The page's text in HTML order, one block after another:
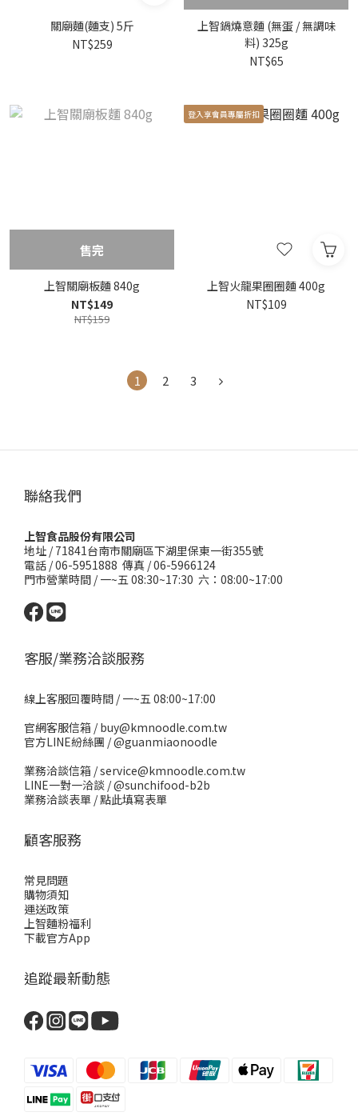
關廟麵(麵支) 5斤
NT$259
上智鍋燒意麵 (無蛋 / 無調味
料) 325g
NT$65
售完
上智關廟板麵 840g
NT$149
NT$159
登入享會員專屬折扣
上智火龍果圈圈麵 400g
NT$109
1 2 3
聯絡我們
上智食品股份有限公司
地址 /71841台南市關廟區下湖里保東一街355號
電話 / 06-5951888 傳真 / 06-5966124
門市營業時間 / 一~五 08:30~17:30 六：08:00~17:00
客服/業務洽談服務
線上客服回覆時間 / 一~五 08:00~17:00
官網客服信箱 / buy@kmnoodle.com.tw
官方LINE紛絲團 /@guanmiaonoodle
業務洽談信箱 / service@kmnoodle.com.tw
LINE一對一洽談 /@sunchifood-b2b
業務洽談表單 /點此填寫表單
顧客服務
常見問題
購物須知
運送政策
上智麵粉福利
下載官方App
追蹤最新動態